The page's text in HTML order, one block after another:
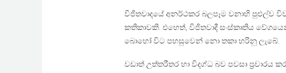
විජිතවාදයේ අනර්ථකර බලපෑම වනාහි පුළුල්ව
කතිකාවකි. එහෙත්, විජිතවාදී සංස්කෘතිය
බොහෝ විට පහසුවෙන් නො තකා හරිනු ලැබේ.
වඩාත් උත්තරීතර හා විදග්ධ බව පවසා